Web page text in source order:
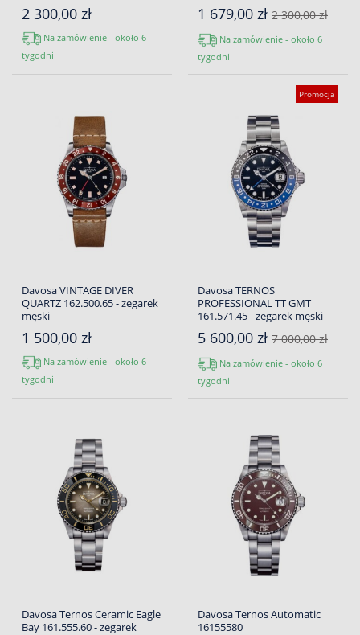
2 300,00 zł
Na zamówienie - około 6
tygodni
1 679,00 zł 2 300,00 zł
Na zamówienie - około 6
tygodni
Davosa VINTAGE DIVER
QUARTZ 162.500.65 - zegarek
męski
1 500,00 zł
Na zamówienie - około 6
tygodni
Promocja
Davosa TERNOS
PROFESSIONAL TT GMT
161.571.45 - zegarek męski
5 600,00 zł 7 000,00 zł
Na zamówienie - około 6
tygodni
Davosa Ternos Ceramic Eagle
Bay 161.555.60 - zegarek
Davosa Ternos Automatic
16155580